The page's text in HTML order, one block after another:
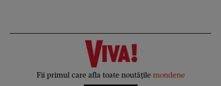
Fii primul care afla toate noutățile mondene